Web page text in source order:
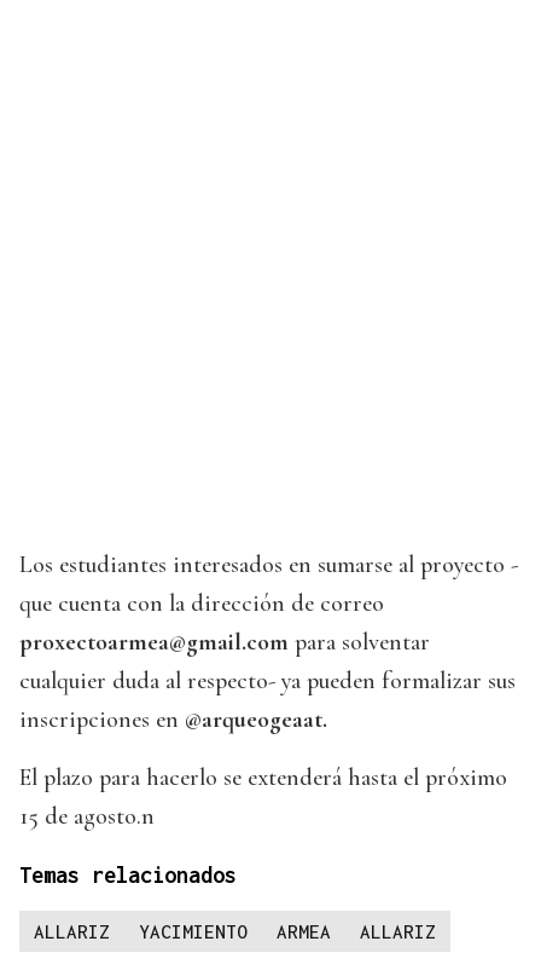
Los estudiantes interesados en sumarse al proyecto -
que cuenta con la dirección de correo
proxectoarmea@gmail.com para solventar
cualquier duda al respecto- ya pueden formalizar sus
inscripciones en @arqueogeaat.
El plazo para hacerlo se extenderá hasta el próximo
15 de agosto.n
Temas relacionados
ALLARIZ YACIMIENTO ARMEA ALLARIZ